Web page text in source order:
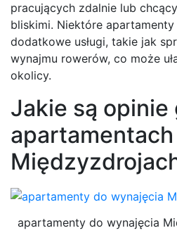
pracujących zdalnie lub
bliskimi. Niektóre
dodatkowe usługi, takie jak
wynajmu rowerów, co może
okolicy.
Jakie są opinie
apartamenty do wynajęcia